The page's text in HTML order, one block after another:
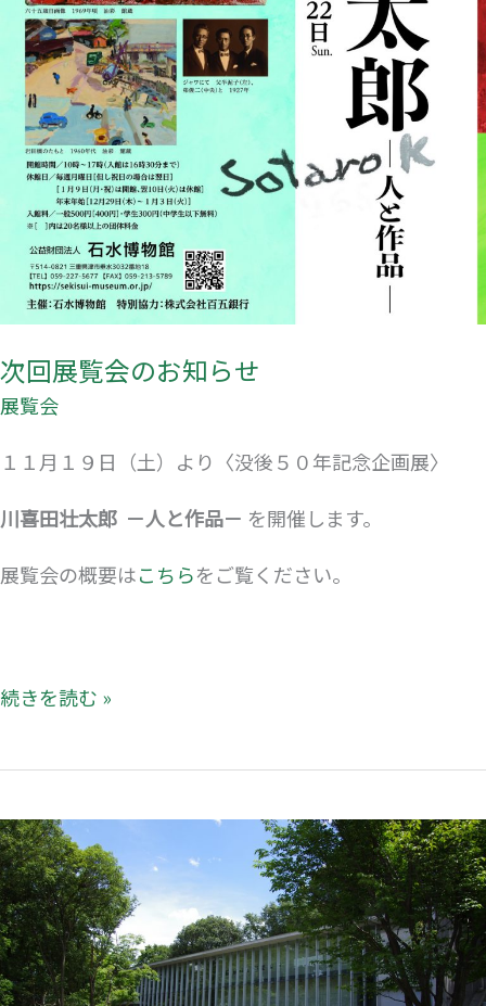
次回展覧会のお知らせ
展覧会
１１月１９日（土）より〈没後５０年記念企画展〉
川喜田壮太郎 －人と作品－ を開催します。
展覧会の概要はこちらをご覧ください。
続きを読む »
休
館
日
の
お